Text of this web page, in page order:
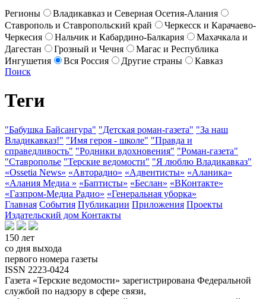
Регионы
Владикавказ и Северная Осетия-Алания
Ставрополь и Ставропольский край
Черкесск и Карачаево-
Черкесия
Нальчик и Кабардино-Балкария
Махачкала и
Дагестан
Грозный и Чечня
Магас и Республика
Ингушетия
Вся Россия Другие страны
Кавказ
Поиск
Теги
"Бабушка Байсангура" "Детская роман-газета" "За наш
Владикавказ!" "Имя героя - школе" "Правда и
справедливость" "Родники вдохновения" "Роман-газета"
"Ставрополье "Терские ведомости" "Я люблю Владикавказ"
«Ossetia News» «Авторадио» «Адвентисты» «Аланика»
«Алания Медиа » «Баптисты» «Беслан» «ВКонтакте»
«Газпром-Медиа Радио» «Генеральная уборка»
Главная События Публикации Приложения Проекты
Издательский дом Контакты
150 лет
со дня выхода
первого номера газеты
ISSN 2223-0424
Газета «Терские ведомости» зарегистрирована Федеральной
службой по надзору в сфере связи,